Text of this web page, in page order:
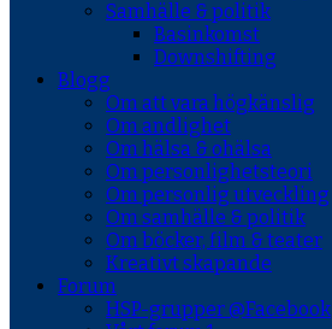
Samhälle & politik
Basinkomst
Downshifting
Blogg
Om att vara högkänslig
Om andlighet
Om hälsa & ohälsa
Om personlighetsteori
Om personlig utveckling
Om samhälle & politik
Om böcker, film & teater
Kreativt skapande
Forum
HSP-grupper @Facebook